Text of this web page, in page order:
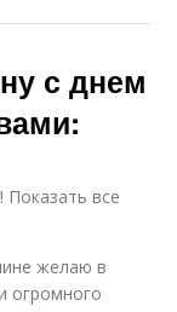
с днем
Показать все
желаю в
огромного